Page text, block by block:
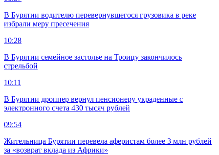
В Бурятии водителю перевернувшегося грузовика в реке
избрали меру пресечения
10:28
В Бурятии семейное застолье на Троицу закончилось
стрельбой
10:11
В Бурятии дроппер вернул пенсионеру украденные с
электронного счета 430 тысяч рублей
09:54
Жительница Бурятии перевела аферистам более 3 млн рублей
за «возврат вклада из Африки»